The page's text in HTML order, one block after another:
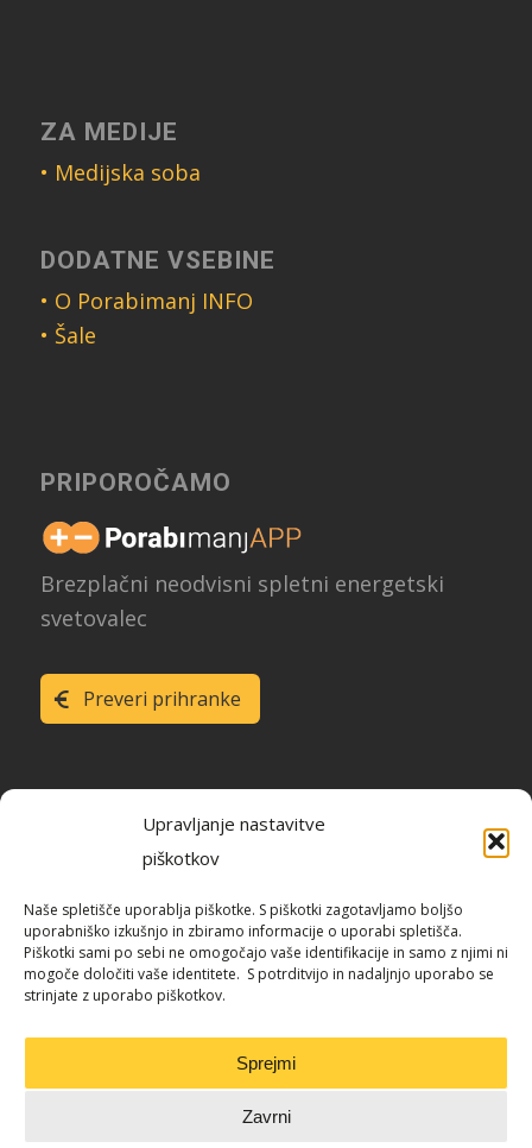
Upravljanje nastavitve
piškotkov
Naše spletišče uporablja piškotke. S piškotki zagotavljamo boljšo
uporabniško izkušnjo in zbiramo informacije o uporabi spletišča.
Piškotki sami po sebi ne omogočajo vaše identifikacije in samo z njimi ni
mogoče določiti vaše identitete. S potrditvijo in nadaljnjo uporabo se
strinjate z uporabo piškotkov.
Sprejmi
Zavrni
ZA MEDIJE
• Medijska soba
DODATNE VSEBINE
• O Porabimanj INFO
• Šale
PRIPOROČAMO
Brezplačni neodvisni spletni energetski
svetovalec
Preveri prihranke
Slovenije
Blog / REUS